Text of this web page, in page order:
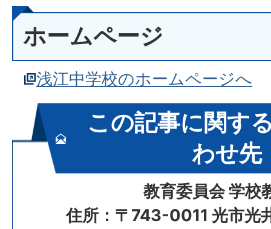
ホームページ
浅江中学校のホームページへ
この記事に関す
わせ先
教育委員会 学校
住所：〒743-0011 光市光